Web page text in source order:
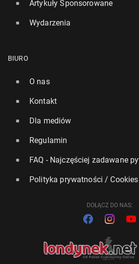
Artykuły Sponsorowane
Wydarzenia
BIURO
O nas
Kontakt
Dla mediów
Regulamin
FAQ - Najczęściej zadawane
Polityka prywatności / Cookies
DOŁĄCZ DO NAS: